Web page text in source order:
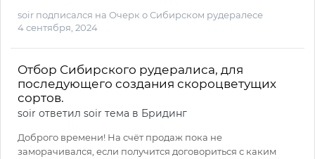
soir подписался на Очерк о Сибирском рудералесе
4 сентября, 2024
Отбор Сибирского рудералиса, для
последующего создания скороцветущих
сортов.
soir ответил soir тема в Бридинг
Доброго времени! На счёт продаж пока не
заморачивался, если получится договориться с каким